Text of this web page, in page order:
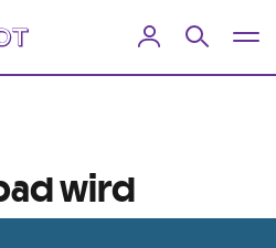
wird